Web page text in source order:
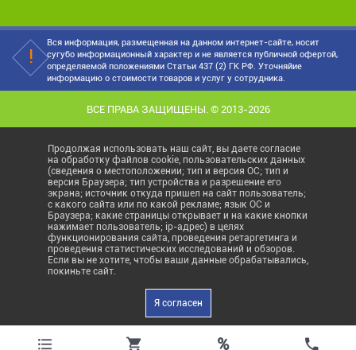
Вся информация, размещенная на данном интернет-сайте, носит
сугубо информационный характер и не является публичной офертой,
определяемой положениями Статьи 437 (2) ГК РФ. Уточняйие
информацию о стоимости товаров и услуг у сотрудника.
ВСЕ ПРАВА ЗАЩИЩЕНЫ. © 2013-2026
Продолжая использовать наш сайт, вы даете согласие
на обработку файлов cookie, пользовательских данных
(сведения о местоположении; тип и версия ОС; тип и
версия Браузера; тип устройства и разрешение его
экрана; источник откуда пришел на сайт пользователь;
с какого сайта или по какой рекламе; язык ОС и
Браузера; какие страницы открывает и на какие кнопки
нажимает пользователь; ip-адрес) в целях
функционирования сайта, проведения ретаргетинга и
проведения статистических исследований и обзоров.
Если вы не хотите, чтобы ваши данные обрабатывались,
покиньте сайт.
Я согласен
%